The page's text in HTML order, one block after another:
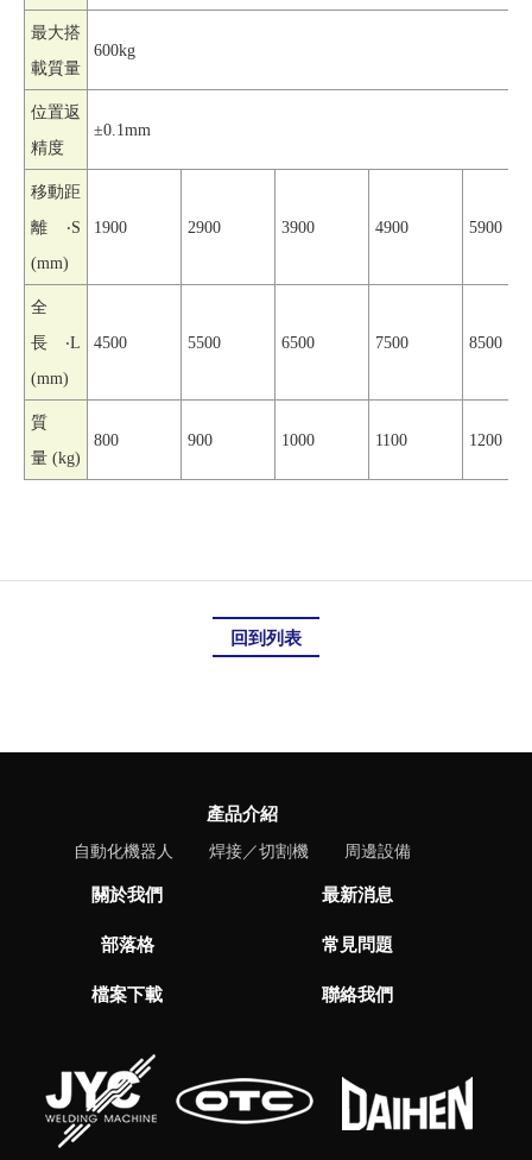
最大搭
載質量
600kg
位置返
精度
±0.1mm
移動距
離‧S
(mm)
1900 2900 3900 4900 5900
全
長‧L
(mm)
4500 5500 6500 7500 8500
質
量 (kg)
800 900 1000 1100 1200
回到列表
產品介紹
自動化機器人 焊接／切割機 周邊設備
關於我們 最新消息
部落格 常見問題
檔案下載 聯絡我們